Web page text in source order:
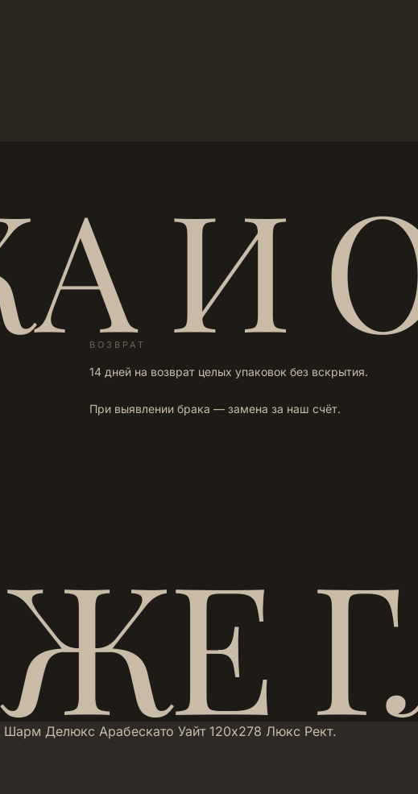
И
ВОЗВРАТ
14 дней на возврат целых упаковок без вскрытия.
При выявлении брака — замена за наш счёт.